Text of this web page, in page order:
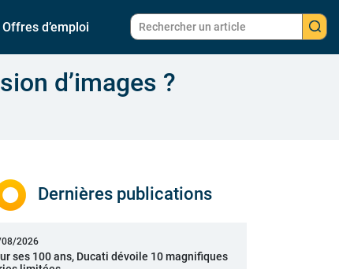
Offres d’emploi
d’images ?
Dernières publications
2026
ses 100 ans, Ducati dévoile 10 magnifiques